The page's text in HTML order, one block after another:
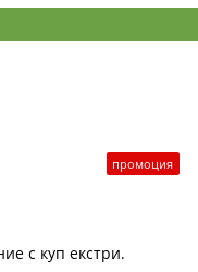
промоция
с куп екстри.